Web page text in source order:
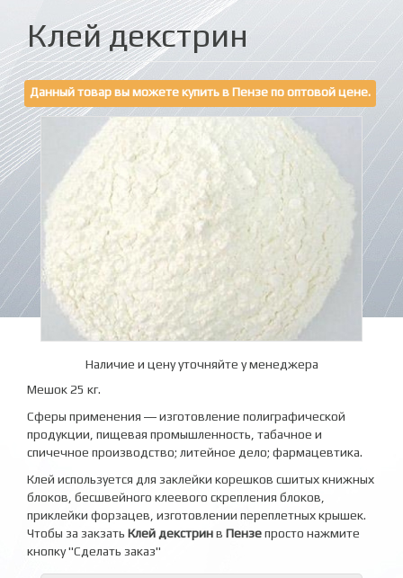
Клей декстрин
Данный товар вы можете купить в Пензе по оптовой цене.
Наличие и цену уточняйте у менеджера
Мешок 25 кг.
Сферы применения ― изготовление полиграфической
продукции, пищевая промышленность, табачное и
спичечное производство; литейное дело; фармацевтика.
Клей используется для заклейки корешков сшитых книжных
блоков, бесшвейного клеевого скрепления блоков,
приклейки форзацев, изготовлении переплетных крышек.
Чтобы за закзать Клей декстринв Пензепросто нажмите
кнопку "Сделать заказ"